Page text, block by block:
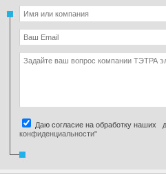
Даю согласие на обработку наших
конфиденциальности"